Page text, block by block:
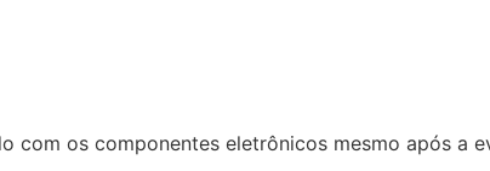
com os componentes eletrônicos mesmo após a